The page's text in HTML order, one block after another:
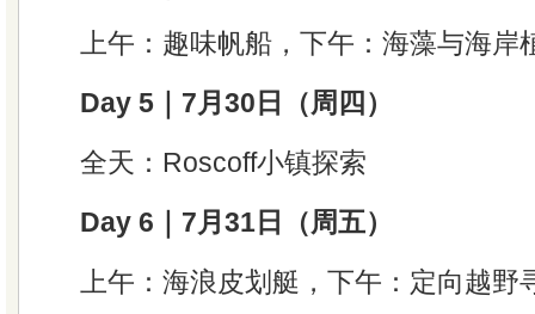
上午：趣味帆船，下午：海藻与海岸
Day 5｜7月30日（周四）
全天：Roscoff小镇探索
Day 6｜7月31日（周五）
上午：海浪皮划艇，下午：定向越野